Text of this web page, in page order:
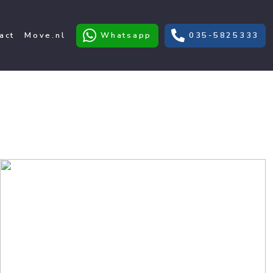
Move.nl Whatsapp 035-5825333